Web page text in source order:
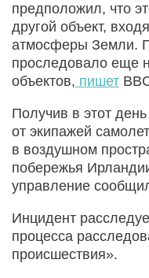
предположил, что
другой объект,
атмосферы Земли.
проследовало еще
объектов, пишет
Получив в этот
от экипажей
в воздушном
побережья
управление
Инцидент
процесса
происшествия».